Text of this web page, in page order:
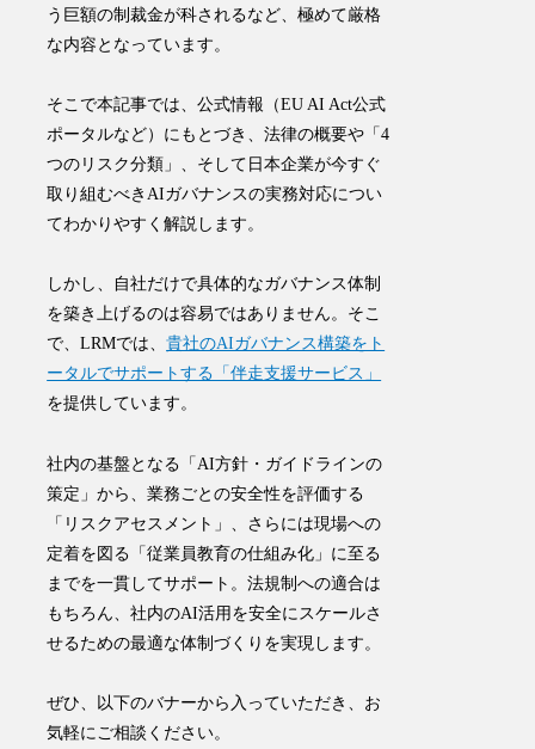
う巨額の制裁金が科されるなど、極めて厳格
な内容となっています。
そこで本記事では、公式情報（EU AI Act公式
ポータルなど）にもとづき、法律の概要や「4
つのリスク分類」、そして日本企業が今すぐ
取り組むべきAIガバナンスの実務対応につい
てわかりやすく解説します。
しかし、自社だけで具体的なガバナンス体制
を築き上げるのは容易ではありません。そこ
で、LRMでは、貴社のAIガバナンス構築をト
ータルでサポートする「伴走支援サービス」
を提供しています。
社内の基盤となる「AI方針・ガイドラインの
策定」から、業務ごとの安全性を評価する
「リスクアセスメント」、さらには現場への
定着を図る「従業員教育の仕組み化」に至る
までを一貫してサポート。法規制への適合は
もちろん、社内のAI活用を安全にスケールさ
せるための最適な体制づくりを実現します。
ぜひ、以下のバナーから入っていただき、お
気軽にご相談ください。